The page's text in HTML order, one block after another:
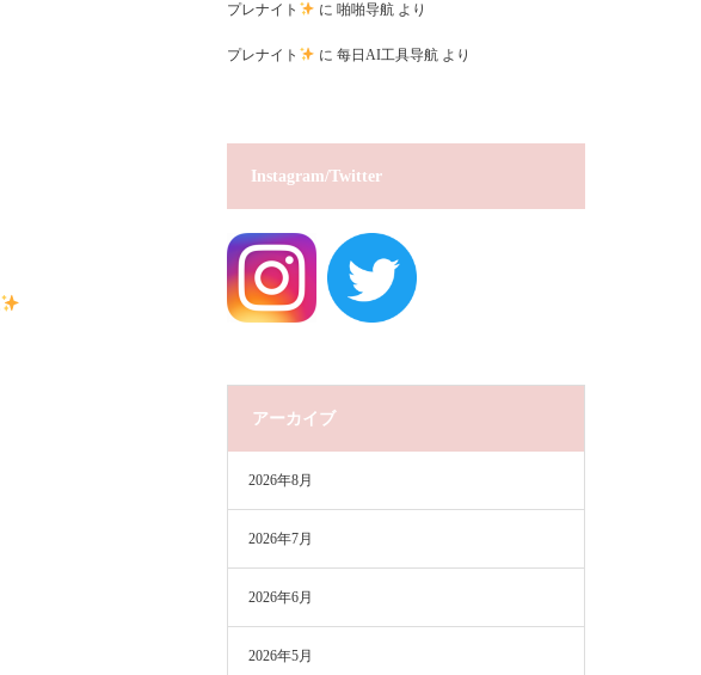
プレナイト に 啪啪导航より
プレナイト に 每日AI工具导航より
Instagram/Twitter
アーカイブ
2026年8月
2026年7月
2026年6月
2026年5月